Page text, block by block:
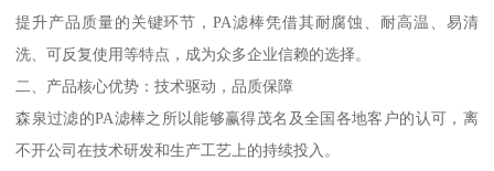
提升产品质量的关键环节，PA滤棒凭借其耐腐蚀、耐高温、易清
洗、可反复使用等特点，成为众多企业信赖的选择。
二、产品核心优势：技术驱动，品质保障
森泉过滤的PA滤棒之所以能够赢得茂名及全国各地客户的认可，离
不开公司在技术研发和生产工艺上的持续投入。